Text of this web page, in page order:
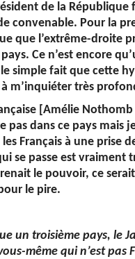
de la République
convenable. Pour la
que l’extrême-droite
Ce n’est encore
simple fait que cette
m’inquiéter très
[Amélie Nothomb
pas dans ce pays mais
Français à une prise
se passe est vraiment
le pouvoir, ce
le pire.
un troisième pays, le
même qui n’est pas